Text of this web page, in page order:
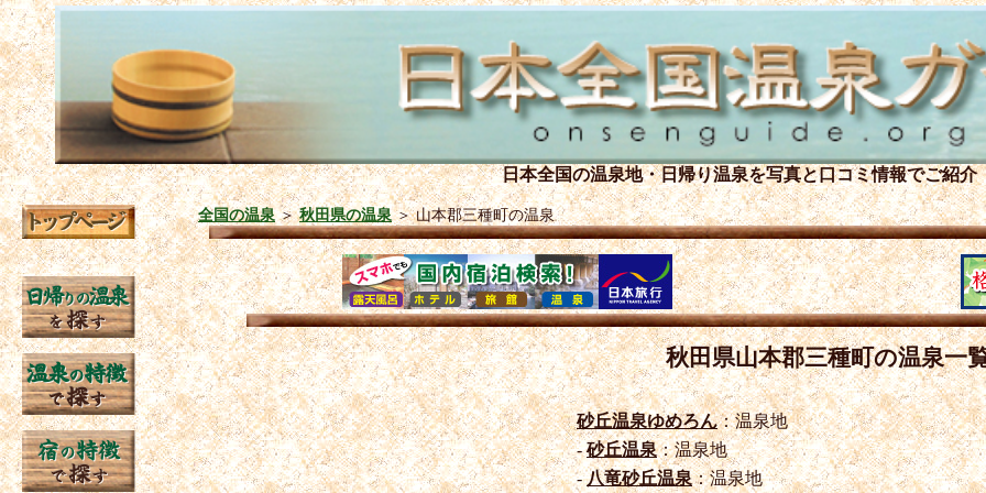
日本全国の温泉地・日帰り温泉を写真と口コミ情報でご紹介
全国の温泉＞秋田県の温泉＞山本郡三種町の温泉
秋田県山本郡三種町の温泉一
砂丘温泉ゆめろん：温泉地
-砂丘温泉：温泉地
-八竜砂丘温泉：温泉地